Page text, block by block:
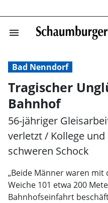
menu
Bad Nenndorf
Tragischer
Bahnhof
56-jähriger
verletzt / Kollege
schweren Schock
„Beide Männer waren
Weiche 101 etwa 200
Bahnhofseinfahrt